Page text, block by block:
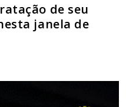
de seu
janela de